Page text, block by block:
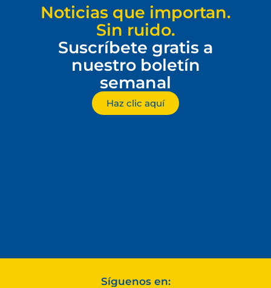
Noticias que importan.
Sin ruido.
Suscríbete gratis a
nuestro boletín
semanal
Haz clic aquí
Síguenos en: